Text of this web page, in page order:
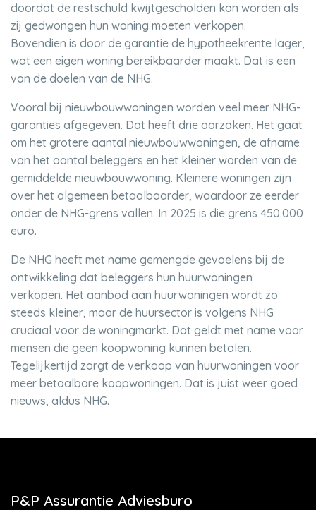
doordat de restschuld kwijtgescholden kan worden als
zij gedwongen hun woning moeten verkopen.
Bovendien is door de garantie de hypotheekrente lager,
wat een eigen woning bereikbaarder maakt. Dat is een
van de doelen van de NHG.
Vooral bij nieuwbouwwoningen worden veel meer NHG-
garanties afgegeven. Dat heeft drie oorzaken. Het gaat
om het grotere aantal nieuwbouwwoningen, de afname
van het aantal beleggers en het kleiner worden van de
gemiddelde nieuwbouwwoning. Kleinere woningen zijn
over het algemeen betaalbaarder, waardoor ze eerder
onder de NHG-grens vallen. In 2025 is die grens 450.000
euro.
De NHG heeft met name gemengde gevoelens bij de
ontwikkeling dat beleggers hun huurwoningen
verkopen. Het aanbod aan huurwoningen wordt zo
steeds kleiner, maar de huursector is volgens NHG
cruciaal voor de woningmarkt. Dat geldt met name voor
mensen die geen koopwoning kunnen betalen.
Tegelijkertijd zorgt de verkoop van huurwoningen voor
meer betaalbare koopwoningen. Dat is juist weer goed
nieuws, aldus NHG.
P&P Assurantie Adviesburo